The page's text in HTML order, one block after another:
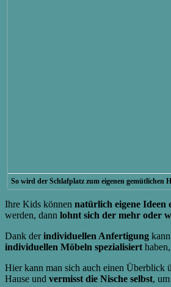
So wird der Schlafplatz zum eigenen gemütlichen
Ihre Kids können natürlich eigene Ideen
werden, dann lohnt sich der mehr oder
Dank derindividuellen Anfertigung
individuellen Möbeln spezialisiert
Hier kann man sich auch einen Überblick
Hause und vermisst die Nische selbst,